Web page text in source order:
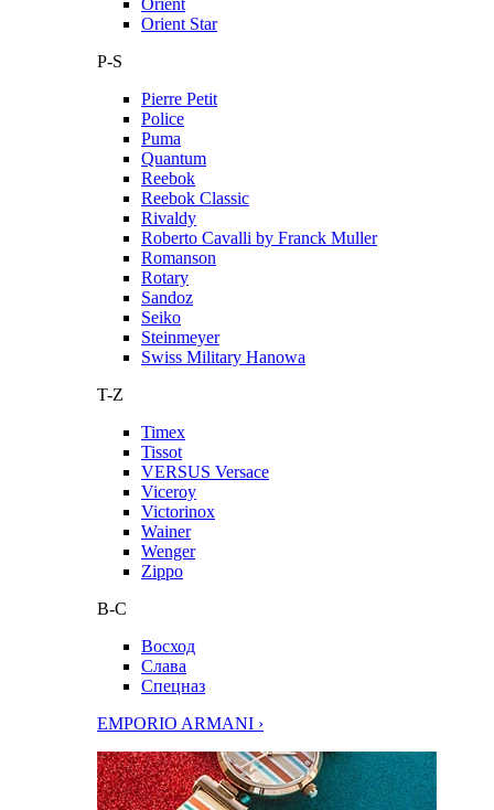
Orient
Orient Star
P-S
Pierre Petit
Police
Puma
Quantum
Reebok
Reebok Classic
Rivaldy
Roberto Cavalli by Franck Muller
Romanson
Rotary
Sandoz
Seiko
Steinmeyer
Swiss Military Hanowa
T-Z
Timex
Tissot
VERSUS Versace
Viceroy
Victorinox
Wainer
Wenger
Zippo
В-С
Восход
Слава
Спецназ
EMPORIO ARMANI ›